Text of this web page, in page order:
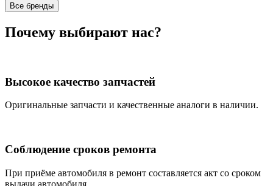
Все бренды
Почему выбирают нас?
Высокое качество запчастей
Оригинальные запчасти и качественные аналоги в наличии.
Соблюдение сроков ремонта
При приёме автомобиля в ремонт составляется акт со сроком
выдачи автомобиля.